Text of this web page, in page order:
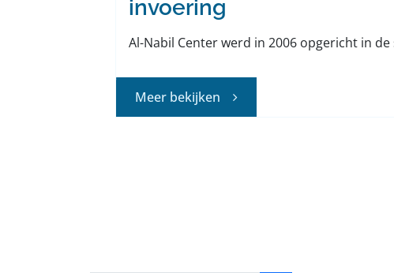
invoering
Al-Nabil Center werd in 2006 opgericht in de
Meer bekijken